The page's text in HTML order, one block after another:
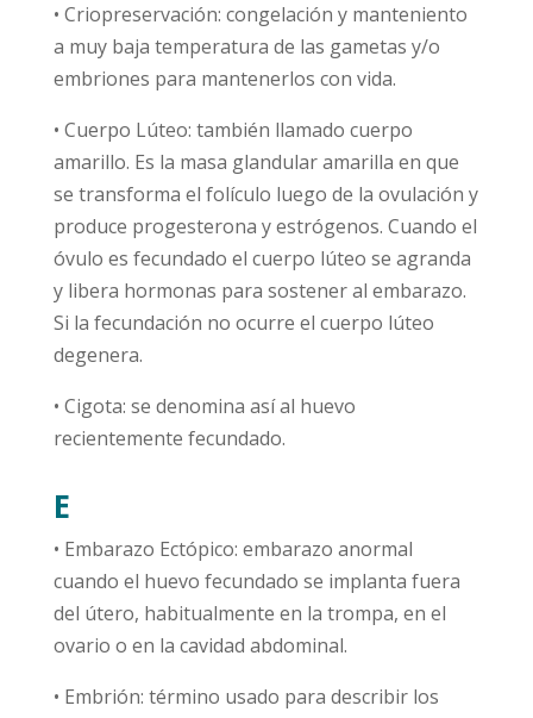
• Criopreservación: congelación y manteniento
a muy baja temperatura de las gametas y/o
embriones para mantenerlos con vida.
• Cuerpo Lúteo: también llamado cuerpo
amarillo. Es la masa glandular amarilla en que
se transforma el folículo luego de la ovulación y
produce progesterona y estrógenos. Cuando el
óvulo es fecundado el cuerpo lúteo se agranda
y libera hormonas para sostener al embarazo.
Si la fecundación no ocurre el cuerpo lúteo
degenera.
• Cigota: se denomina así al huevo
recientemente fecundado.
E
• Embarazo Ectópico: embarazo anormal
cuando el huevo fecundado se implanta fuera
del útero, habitualmente en la trompa, en el
ovario o en la cavidad abdominal.
• Embrión: término usado para describir los